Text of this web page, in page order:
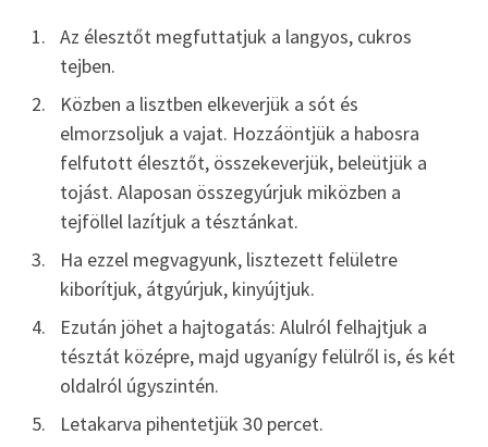
Az élesztőt megfuttatjuk a langyos, cukros
tejben.
Közben a lisztben elkeverjük a sót és
elmorzsoljuk a vajat. Hozzáöntjük a habosra
felfutott élesztőt, összekeverjük, beleütjük a
tojást. Alaposan összegyúrjuk miközben a
tejföllel lazítjuk a tésztánkat.
Ha ezzel megvagyunk, lisztezett felületre
kiborítjuk, átgyúrjuk, kinyújtjuk.
Ezután jöhet a hajtogatás: Alulról felhajtjuk a
tésztát középre, majd ugyanígy felülről is, és két
oldalról úgyszintén.
Letakarva pihentetjük 30 percet.